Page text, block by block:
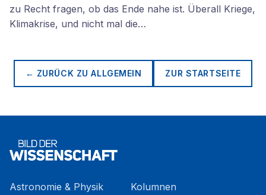
zu Recht fragen, ob das Ende nahe ist. Überall Kriege,
Klimakrise, und nicht mal die…
← ZURÜCK ZUALLGEMEIN ZUR STARTSEITE
Astronomie & Physik
Kolumnen